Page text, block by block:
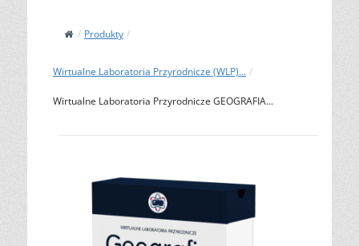
/ Produkty /
Wirtualne Laboratoria Przyrodnicze (WLP)... /
Wirtualne Laboratoria Przyrodnicze GEOGRAFIA...